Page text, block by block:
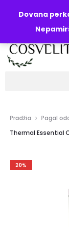
DovanaUŽKLAUSA
Pradžia Pagal
Thermal Essential
20%